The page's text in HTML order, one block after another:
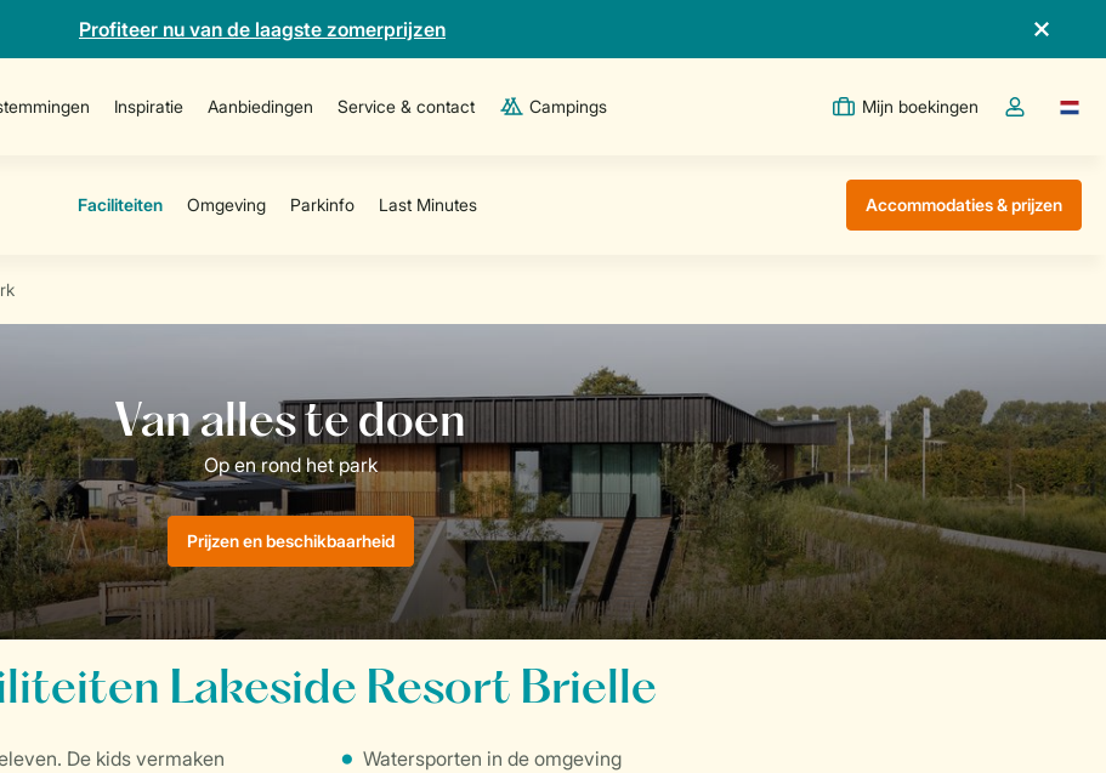
Profiteer nu van de laagste zomerprijzen
Inspiratie Aanbiedingen Service & contact Campings Mijn boekingen
Open deTaal
Accommodaties & prijzen
Prijzen en beschikbaarheid
Lakeside Resort Brielle
De kids vermaken
Watersporten in de omgeving